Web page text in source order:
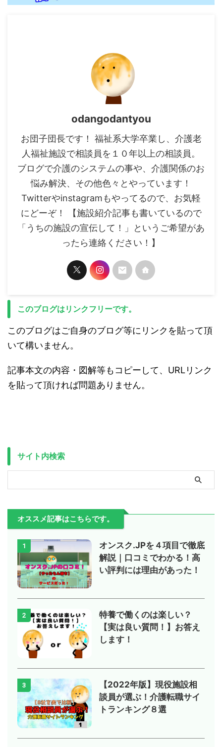
odangodantyou
お団子団長です！ 福祉系大学卒業し、介護老
人福祉施設で相談員を１０年以上の相談員。
ブログで介護のシステムの事や、介護関係のお
悩み解決、その他色々とやっています！
Twitterやinstagramもやってるので、お気軽
にどーぞ！ 【施設紹介記事も書いているので
「うちの施設の宣伝して！」というご希望があ
ったら連絡ください！】
このブログはリンクフリーです。
このブログはご自身のブログ等にリンクを貼って頂
いて構いません。
記事本文の内容・図解等もコピーして、URLリンク
を貼って頂ければ問題ありません。
サイト内検索
オススメ記事はこちらです。
1
オンスク.JPを４項目で徹底
解説｜口コミでわかる！高
い評判には理由があった！
2
特養で働くのは楽しい？
【実は良い質問！】お答え
します！
3
【2022年版】現役施設相
談員が選ぶ！介護転職サイ
トランキング８選